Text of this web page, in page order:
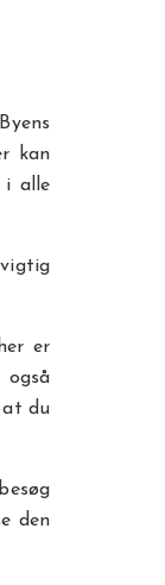
kan
i alle
er
også
at du
den